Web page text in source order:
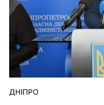
ОПУБЛІКУВАТИ
ДНІПРО